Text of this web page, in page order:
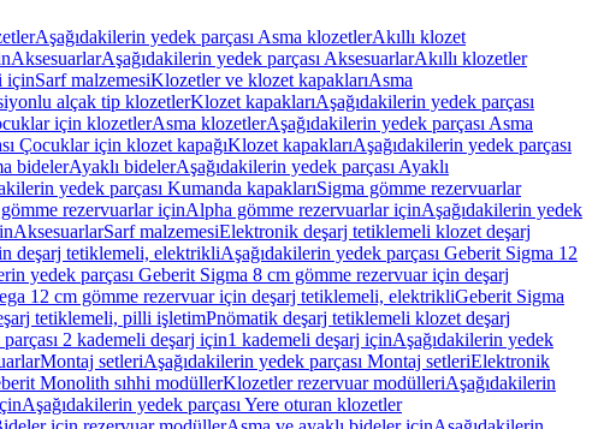
Aşağıdakilerin yedek parçası Asma klozetlerAkıllı klozet
AksesuarlarAşağıdakilerin yedek parçası AksesuarlarAkıllı klozetler
içinSarf malzemesiKlozetler ve klozet kapaklarıAsma
alçak tip klozetlerKlozet kapaklarıAşağıdakilerin yedek parçası
için klozetlerAsma klozetlerAşağıdakilerin yedek parçası Asma
Çocuklar için klozet kapağıKlozet kapaklarıAşağıdakilerin yedek parçası
bidelerAyaklı bidelerAşağıdakilerin yedek parçası Ayaklı
yedek parçası Kumanda kapaklarıSigma gömme rezervuarlar
rezervuarlar içinAlpha gömme rezervuarlar içinAşağıdakilerin yedek
AksesuarlarSarf malzemesiElektronik deşarj tetiklemeli klozet deşarj
deşarj tetiklemeli, elektrikliAşağıdakilerin yedek parçası Geberit Sigma 12
yedek parçası Geberit Sigma 8 cm gömme rezervuar için deşarj
12 cm gömme rezervuar için deşarj tetiklemeli, elektrikliGeberit Sigma
tetiklemeli, pilli işletimPnömatik deşarj tetiklemeli klozet deşarj
2 kademeli deşarj için1 kademeli deşarj içinAşağıdakilerin yedek
Montaj setleriAşağıdakilerin yedek parçası Montaj setleriElektronik
Monolith sıhhi modüllerKlozetler rezervuar modülleriAşağıdakilerin
Aşağıdakilerin yedek parçası Yere oturan klozetler